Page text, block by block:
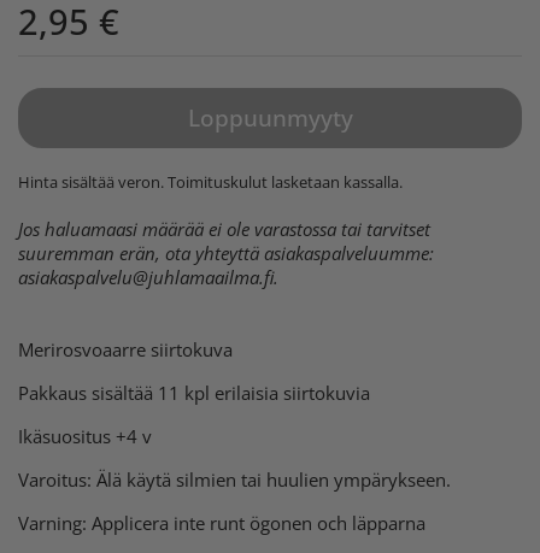
2,95 €
Loppuunmyyty
Hinta sisältää veron.Toimituskulut lasketaan kassalla.
Jos haluamaasi määrää ei ole varastossa tai tarvitset
suuremman erän, ota yhteyttä asiakaspalveluumme:
asiakaspalvelu@juhlamaailma.fi.
Merirosvoaarre siirtokuva
Pakkaus sisältää 11 kpl erilaisia siirtokuvia
Ikäsuositus +4 v
Varoitus: Älä käytä silmien tai huulien ympärykseen.
Varning: Applicera inte runt ögonen och läpparna